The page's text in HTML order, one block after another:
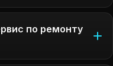
по ремонту